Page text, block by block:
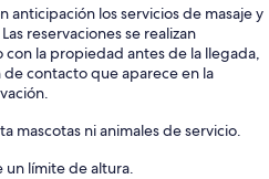
anticipación los servicios de masaje y
reservaciones se realizan
la propiedad antes de la llegada,
contacto que aparece en la
mascotas ni animales de servicio.
un límite de altura.